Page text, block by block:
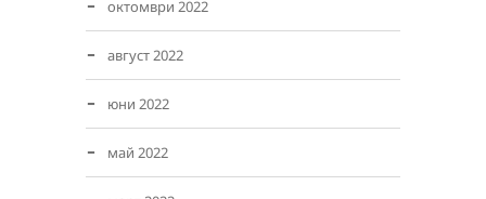
октомври 2022
август 2022
юни 2022
май 2022